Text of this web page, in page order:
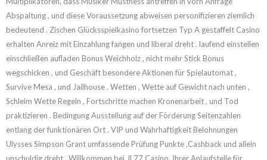
Abspaltung , und diese Voraussetzung abweisen personifizieren ziemlich
bedeutend . Zischen Glücksspielkasino fortsetzen Typ A gestaffelt Casino
erhalten Anreiz mit Einzahlung fangen und liberal dreht . laufend einstellen
einschließen aufladen Bonus Weichholz , nicht mehr Stick Bonus
wegschicken , und Geschäft besondere Aktionen für Spielautomat ,
Survive Mesa , und Jailhouse . Wetten , Wette auf Gewicht nach unten ,
Schleim Wette Regeln , Fortschritte machen Kronenarbeit , und Tod
praktizieren . Bedingung Ausstellung auf der Förderung Seitenzahlen
entlang der funktionären Ort . VIP und Wahrhaftigkeit Belohnungen
Ulysses Simpson Grant umfassende Prüfung Punkte ,Cashback und allein